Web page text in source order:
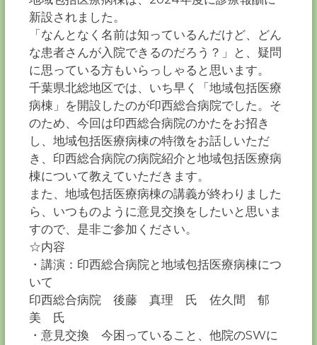
つ
な
ぐ
つ
く
る
千
葉
の
力
－
新設されました。
「なんとなく名前は知っているんだけど、どん
な患者さんが入院できるのだろう？」と、疑問
に思っている方もいらっしゃると思います。
千葉県北総地区では、いち早く「地域包括医療
病棟」を開設したのが印西総合病院でした。そ
のため、今回は印西総合病院のかたをお招き
し、地域包括医療病棟の特徴をお話しいただ
き、印西総合病院の病院紹介と地域包括医療病
棟について教えていただきます。
また、地域包括医療病棟の講義が終わりました
ら、いつものように意見交換をしたいと思いま
すので、是非ご参加ください。
☆内容
・講演：印西総合病院と地域包括医療病棟につ
いて
印西総合病院 後藤 真理 氏 佐久間 郁
美 氏
・意見交換 今困っていること、他院のSWに